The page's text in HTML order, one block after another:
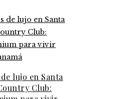
lujo en Santa
Club: